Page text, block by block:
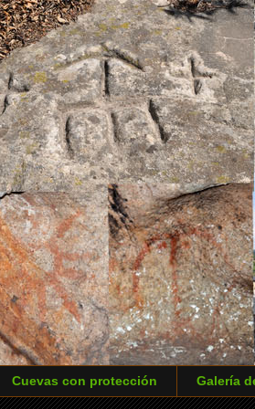
Cuevas con protección Galería